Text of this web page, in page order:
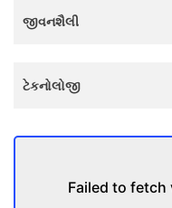
Teaser
જીવનશૈલી
ટેકનોલોજી
Failed to fetch